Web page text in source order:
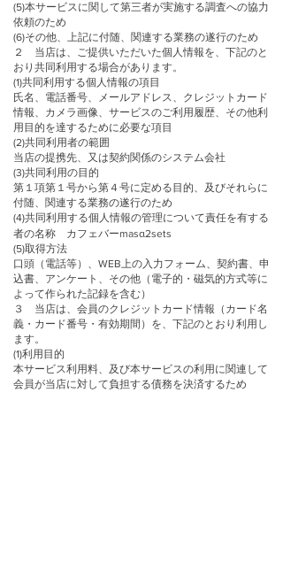
(5)本サービスに関して第三者が実施する調査への協力
依頼のため
(6)その他、上記に付随、関連する業務の遂行のため
２ 当店は、ご提供いただいた個人情報を、下記のと
おり共同利用する場合があります。
(1)共同利用する個人情報の項目
氏名、電話番号、メールアドレス、クレジットカード
情報、カメラ画像、サービスのご利用履歴、その他利
用目的を達するために必要な項目
(2)共同利用者の範囲
当店の提携先、又は契約関係のシステム会社
(3)共同利用の目的
第１項第１号から第４号に定める目的、及びそれらに
付随、関連する業務の遂行のため
(4)共同利用する個人情報の管理について責任を有する
者の名称 カフェバーmasα2sets
(5)取得方法
口頭（電話等）、WEB上の入力フォーム、契約書、申
込書、アンケート、その他（電子的・磁気的方式等に
よって作られた記録を含む）
３ 当店は、会員のクレジットカード情報（カード名
義・カード番号・有効期間）を、下記のとおり利用し
ます。
(1)利用目的
本サービス利用料、及び本サービスの利用に関連して
会員が当店に対して負担する債務を決済するため